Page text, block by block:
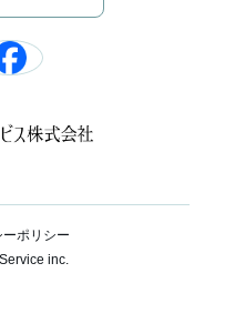
ポリシー
inc.